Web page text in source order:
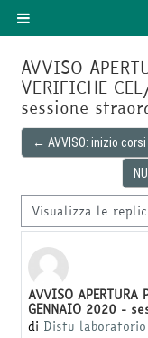
Vai al contenuto
Pannello laterale
AVVISO
VERIFICHE
sessione
← AVVISO: inizio
Modalità
AVVISO APERTURA
GENNAIO 2020 -
di Distu laboratorio
Numero di